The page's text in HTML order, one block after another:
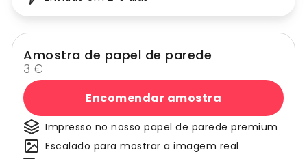
Amostra de papel de parede
3 €
Encomendar amostra
Impresso no nosso papel de parede premium
Escalado para mostrar a imagem real